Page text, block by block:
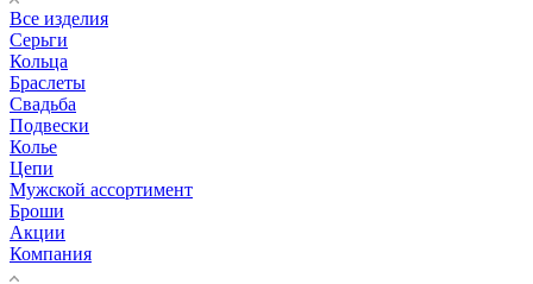
Все изделия
Серьги
Кольца
Браслеты
Свадьба
Подвески
Колье
Цепи
Мужской ассортимент
Броши
Акции
Компания